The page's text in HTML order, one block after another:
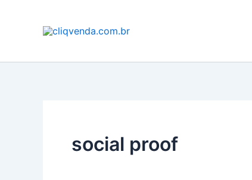
social proof